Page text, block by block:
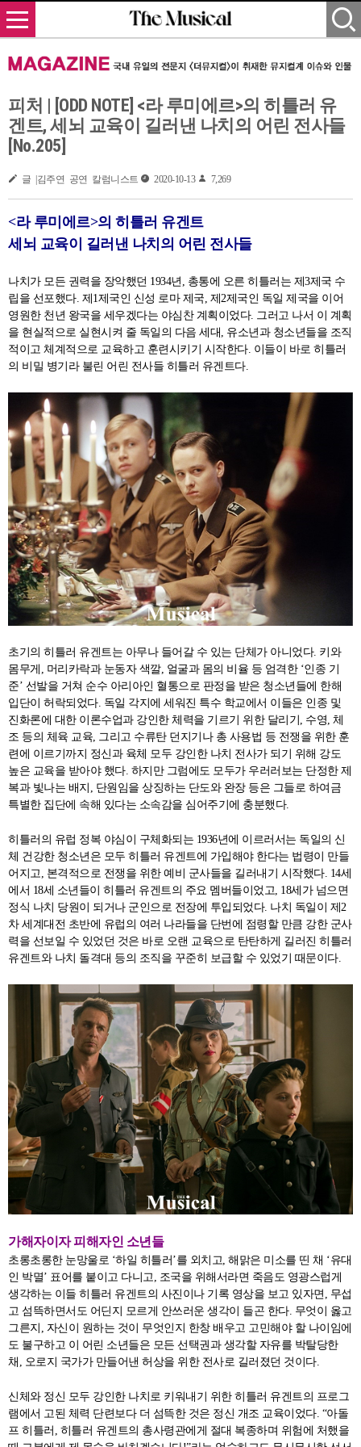
피처 | [ODD NOTE] <라 루미에르>의 히틀러 유
겐트, 세뇌 교육이 길러낸 나치의 어린 전사들
[No.205]
글 |김주연 공연 칼럼니스트 2020-10-13 7,269
<라 루미에르>의 히틀러 유겐트
세뇌 교육이 길러낸 나치의 어린 전사들
나치가 모든 권력을 장악했던 1934년, 총통에 오른 히틀러는 제3제국 수
립을 선포했다. 제1제국인 신성 로마 제국, 제2제국인 독일 제국을 이어
영원한 천년 왕국을 세우겠다는 야심찬 계획이었다. 그러고 나서 이 계획
을 현실적으로 실현시켜 줄 독일의 다음 세대, 유소년과 청소년들을 조직
적이고 체계적으로 교육하고 훈련시키기 시작한다. 이들이 바로 히틀러
의 비밀 병기라 불린 어린 전사들 히틀러 유겐트다.
초기의 히틀러 유겐트는 아무나 들어갈 수 있는 단체가 아니었다. 키와
몸무게, 머리카락과 눈동자 색깔, 얼굴과 몸의 비율 등 엄격한 ‘인종 기
준’ 선발을 거쳐 순수 아리아인 혈통으로 판정을 받은 청소년들에 한해
입단이 허락되었다. 독일 각지에 세워진 특수 학교에서 이들은 인종 및
진화론에 대한 이론수업과 강인한 체력을 기르기 위한 달리기, 수영, 체
조 등의 체육 교육, 그리고 수류탄 던지기나 총 사용법 등 전쟁을 위한 훈
련에 이르기까지 정신과 육체 모두 강인한 나치 전사가 되기 위해 강도
높은 교육을 받아야 했다. 하지만 그럼에도 모두가 우러러보는 단정한 제
복과 빛나는 배지, 단원임을 상징하는 단도와 완장 등은 그들로 하여금
특별한 집단에 속해 있다는 소속감을 심어주기에 충분했다.
히틀러의 유럽 정복 야심이 구체화되는 1936년에 이르러서는 독일의 신
체 건강한 청소년은 모두 히틀러 유겐트에 가입해야 한다는 법령이 만들
어지고, 본격적으로 전쟁을 위한 예비 군사들을 길러내기 시작했다. 14세
에서 18세 소년들이 히틀러 유겐트의 주요 멤버들이었고, 18세가 넘으면
정식 나치 당원이 되거나 군인으로 전장에 투입되었다. 나치 독일이 제2
차 세계대전 초반에 유럽의 여러 나라들을 단번에 점령할 만큼 강한 군사
력을 선보일 수 있었던 것은 바로 오랜 교육으로 탄탄하게 길러진 히틀러
유겐트와 나치 돌격대 등의 조직을 꾸준히 보급할 수 있었기 때문이다.
가해자이자 피해자인 소년들
초롱초롱한 눈망울로 ‘하일 히틀러’를 외치고, 해맑은 미소를 띤 채 ‘유대
인 박멸’ 표어를 붙이고 다니고, 조국을 위해서라면 죽음도 영광스럽게
생각하는 이들 히틀러 유겐트의 사진이나 기록 영상을 보고 있자면, 무섭
고 섬뜩하면서도 어딘지 모르게 안쓰러운 생각이 들곤 한다. 무엇이 옳고
그른지, 자신이 원하는 것이 무엇인지 한창 배우고 고민해야 할 나이임에
도 불구하고 이 어린 소년들은 모든 선택권과 생각할 자유를 박탈당한
채, 오로지 국가가 만들어낸 허상을 위한 전사로 길러졌던 것이다.
신체와 정신 모두 강인한 나치로 키워내기 위한 히틀러 유겐트의 프로그
램에서 고된 체력 단련보다 더 섬뜩한 것은 정신 개조 교육이었다. “아돌
프 히틀러, 히틀러 유겐트의 총사령관에게 절대 복종하며 위험에 처했을